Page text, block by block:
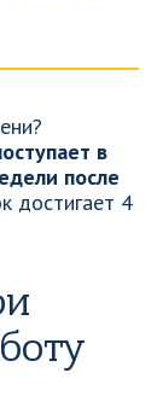
в
после
достигает 4